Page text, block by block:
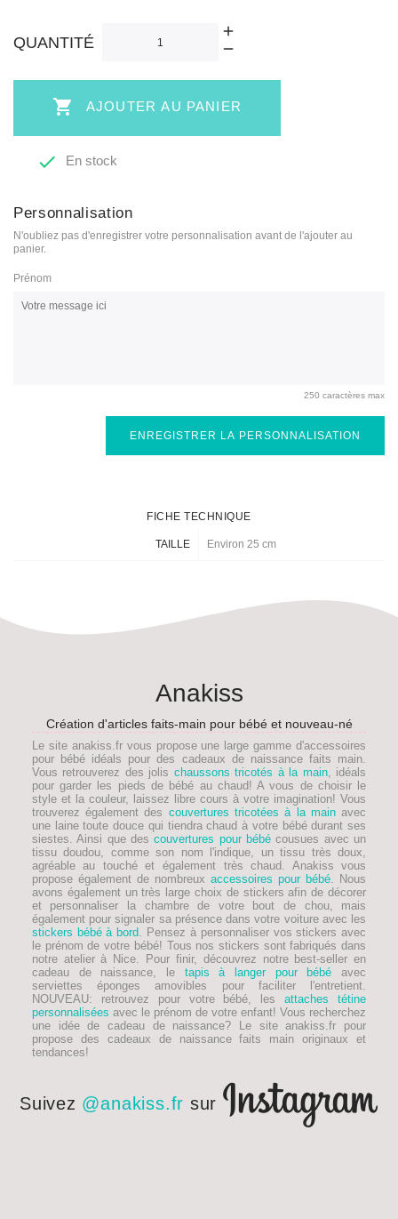
QUANTITÉ
 AJOUTER AU PANIER
 En stock
Personnalisation
N'oubliez pas d'enregistrer votre personnalisation avant de l'ajouter au
panier.
Prénom
250 caractères max
ENREGISTRER LA PERSONNALISATION
FICHE TECHNIQUE
TAILLE Environ 25 cm
Anakiss
Création d'articles faits-main pour bébé et nouveau-né
Le site anakiss.fr vous propose une large gamme d'accessoires
pour bébé idéals pour des cadeaux de naissance faits main
Vous retrouverez des jolis chaussons tricotés à la main, idéals
pour garder les pieds de bébé au chaud! A vous de choisir le
style et la couleur, laissez libre cours à votre imagination! Vous
trouverez également des couvertures tricotées à la mainavec
une laine toute douce qui tiendra chaud à votre bébé durant ses
siestes. Ainsi que descouvertures pour bébé cousues avec un
tissu doudou, comme son nom l'indique, un tissu très doux,
agréable au touché et également très chaud. Anakiss vous
propose également de nombreuxaccessoires pour bébé . Nous
avons également un très large choix de stickers afin de décorer
et personnaliser la chambre de votre bout de chou, mais
également pour signaler sa présence dans votre voiture avec les
stickers bébé à bord . Pensez à personnaliser vos stickers avec
le prénom de votre bébé! Tous nos stickers sont fabriqués dans
notre atelier à Nice. Pour finir, découvrez notre best-seller en
cadeau de naissance, le tapis à langer pour bébé avec
serviettes éponges amovibles pour faciliter l'entretient.
NOUVEAU: retrouvez pour votre bébé, lesattaches tétine
personnalisées avec le prénom de votre enfant! Vous recherchez
une idée de cadeau de naissance? Le site anakiss.fr pour
propose des cadeaux de naissance faits main originaux et
tendances!
Suivez @anakiss.fr sur